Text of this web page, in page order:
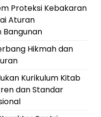
Proteksi Kebakaran
Aturan
Bangunan
Hikmah dan
Kurikulum Kitab
dan Standar